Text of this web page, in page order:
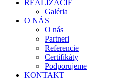
REALIZÁCIE
Galéria
O NÁS
O nás
Partneri
Referencie
Certifikáty
Podporujeme
KONTAKT